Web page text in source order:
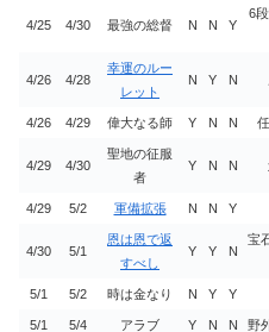
4/25 4/30 最強の総督 N N Y
6
4/26 4/28
幸運のルー
レット
N Y N
4/26 4/29 偉大なる師 Y N N
4/29 4/30
聖地の征服
者
Y N N
4/29 5/2 軍備拡張 N N Y
4/30 5/1
恩は恩で返
すべし
Y Y N
宝
5/1 5/2 時は金なり N Y Y
5/1 5/4 アラブ Y N N 野